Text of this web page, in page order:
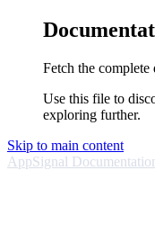
Fetch the
Use this file to
exploring further.
Skip to main content
AppSignal